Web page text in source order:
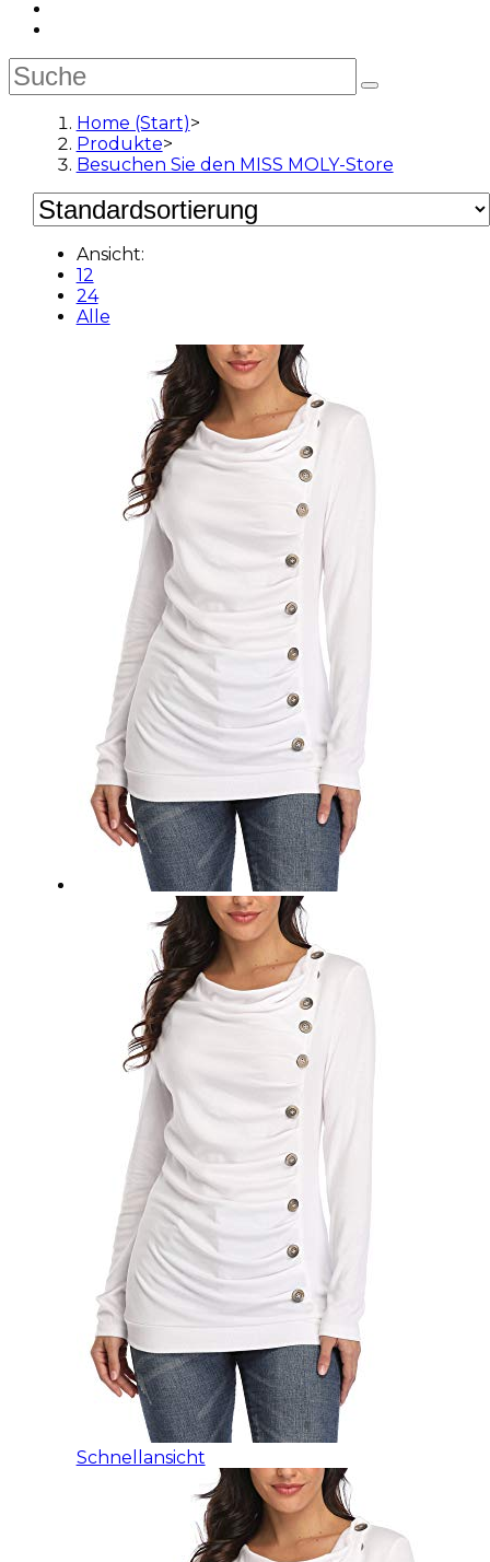
Home (Start)>
Produkte>
Besuchen Sie den MISS MOLY-Store
Ansicht:
12
24
Alle
Schnellansicht